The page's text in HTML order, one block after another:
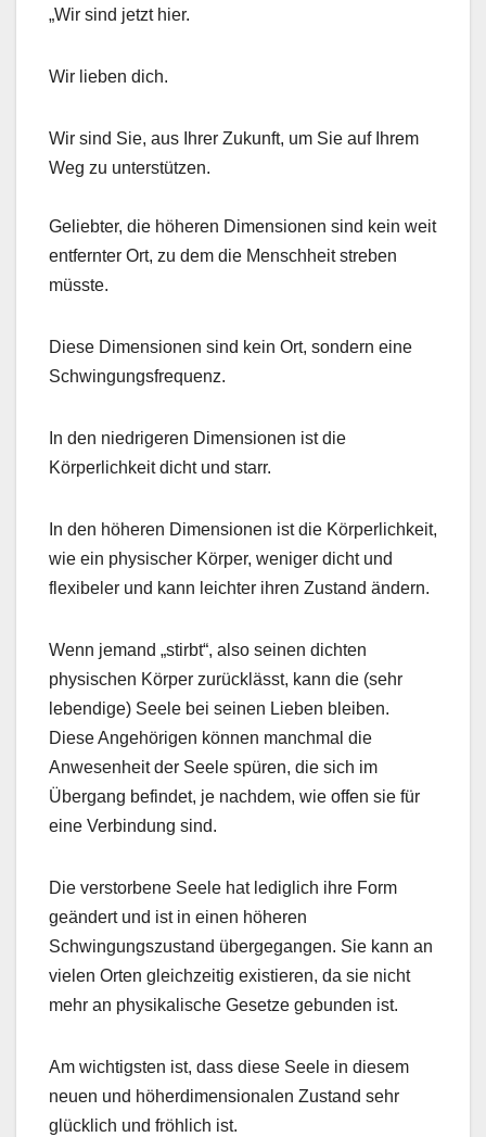
„Wir sind jetzt hier.
Wir lieben dich.
Wir sind Sie, aus Ihrer Zukunft, um Sie auf Ihrem
Weg zu unterstützen.
Geliebter, die höheren Dimensionen sind kein weit
entfernter Ort, zu dem die Menschheit streben
müsste.
Diese Dimensionen sind kein Ort, sondern eine
Schwingungsfrequenz.
In den niedrigeren Dimensionen ist die
Körperlichkeit dicht und starr.
In den höheren Dimensionen ist die Körperlichkeit,
wie ein physischer Körper, weniger dicht und
flexibeler und kann leichter ihren Zustand ändern.
Wenn jemand „stirbt“, also seinen dichten
physischen Körper zurücklässt, kann die (sehr
lebendige) Seele bei seinen Lieben bleiben.
Diese Angehörigen können manchmal die
Anwesenheit der Seele spüren, die sich im
Übergang befindet, je nachdem, wie offen sie für
eine Verbindung sind.
Die verstorbene Seele hat lediglich ihre Form
geändert und ist in einen höheren
Schwingungszustand übergegangen. Sie kann an
vielen Orten gleichzeitig existieren, da sie nicht
mehr an physikalische Gesetze gebunden ist.
Am wichtigsten ist, dass diese Seele in diesem
neuen und höherdimensionalen Zustand sehr
glücklich und fröhlich ist.